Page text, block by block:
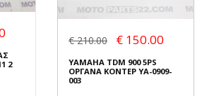
2
€ 210.00 € 150.00
YAMAHA TDM 900 5PS
ΟΡΓΑΝΑ ΚΟΝΤΕΡ YA-0909-
003